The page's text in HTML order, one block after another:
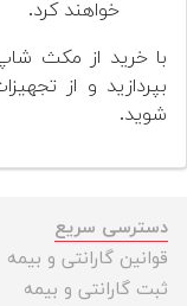
خواهند کرد.
با خرید از مکث
بپردازید و از
شوید.
دسترسی سریع
قوانین گارانتی و بیمه
ثبت گارانتی و بیمه